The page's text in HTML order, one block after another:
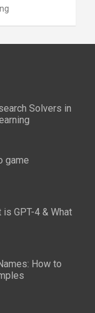
Solvers in
game
is GPT-4 & What
How to